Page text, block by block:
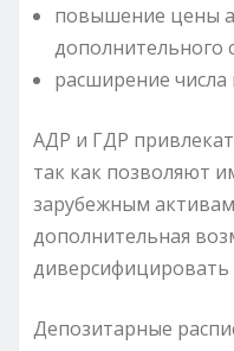
повышение цены
дополнительного
расширение числа
АДР и ГДР
так как позволяют
зарубежным
дополнительная
Депозитарные